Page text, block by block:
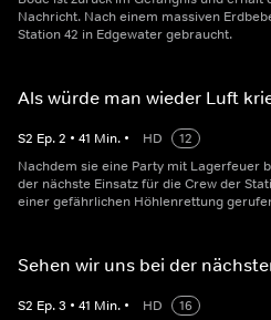
Nachricht. Nach einem massiven
Station 42 in Edgewater gebraucht.
Als würde man wieder Luft
S2 Ep.2 • 41 Min. • HD
12
Nachdem sie eine Party mit Lagerfeuer
der nächste Einsatz für die Crew der
einer gefährlichen Höhlenrettung
Sehen wir uns bei der
S2 Ep.3 • 41 Min. • HD
16